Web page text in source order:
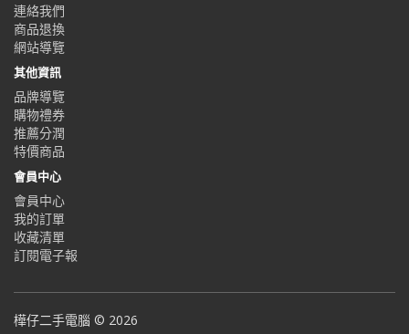
連絡我們
商品退換
網站導覽
其他資訊
品牌導覽
購物禮券
推薦分潤
特價商品
會員中心
會員中心
我的訂單
收藏清單
訂閱電子報
樺仔二手電腦 © 2026